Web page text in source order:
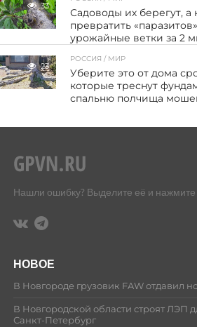
33
Садоводы их берегут, а
превратить
урожайные ветки за 2
23
РОССИЯ / МИР
Уберите это от дома
которые треснут
спальню полчища
Нашли ошибку? Выделите её и нажмите
НОВОЕ
В Новгороде грузовик FAW отдавил
В Новгородской области строят ЛЭП
Санкт-Петербург